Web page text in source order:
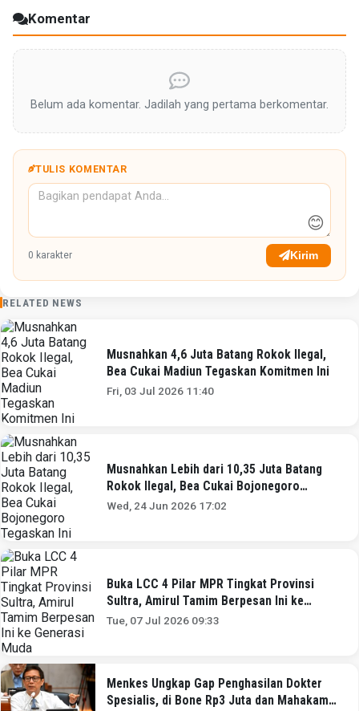
Komentar
Belum ada komentar. Jadilah yang pertama berkomentar.
TULIS KOMENTAR
😊
0 karakter Kirim
RELATED NEWS
Musnahkan 4,6 Juta Batang Rokok Ilegal,
Bea Cukai Madiun Tegaskan Komitmen Ini
Fri, 03 Jul 2026 11:40
Musnahkan Lebih dari 10,35 Juta Batang
Rokok Ilegal, Bea Cukai Bojonegoro
Tegaskan Ini
Wed, 24 Jun 2026 17:02
Buka LCC 4 Pilar MPR Tingkat Provinsi
Sultra, Amirul Tamim Berpesan Ini ke
Generasi Muda
Tue, 07 Jul 2026 09:33
Menkes Ungkap Gap Penghasilan Dokter
Spesialis, di Bone Rp3 Juta dan Mahakam